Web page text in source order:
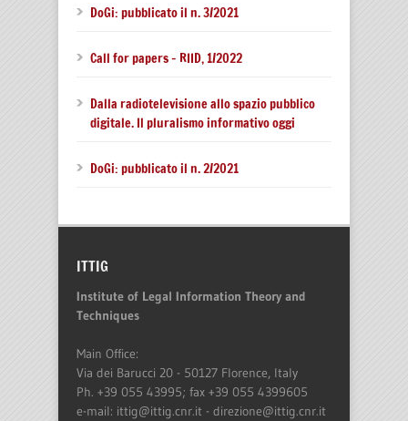
DoGi: pubblicato il n. 3/2021
Call for papers – RIID, 1/2022
Dalla radiotelevisione allo spazio pubblico
digitale. Il pluralismo informativo oggi
DoGi: pubblicato il n. 2/2021
ITTIG
Institute of Legal Information Theory and
Techniques
Main Office:
Via dei Barucci 20 - 50127 Florence, Italy
Ph. +39 055 43995; fax +39 055 4399605
e-mail: ittig@ittig.cnr.it - direzione@ittig.cnr.it